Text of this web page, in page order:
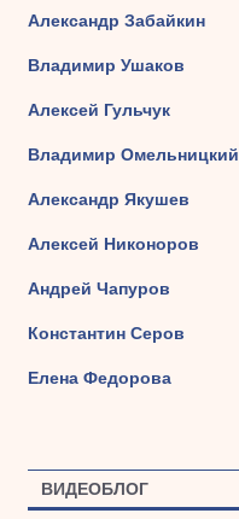
Александр Забайкин
Владимир Ушаков
Алексей Гульчук
Владимир Омельницкий
Александр Якушев
Алексей Никоноров
Андрей Чапуров
Константин Серов
Елена Федорова
ВИДЕОБЛОГ